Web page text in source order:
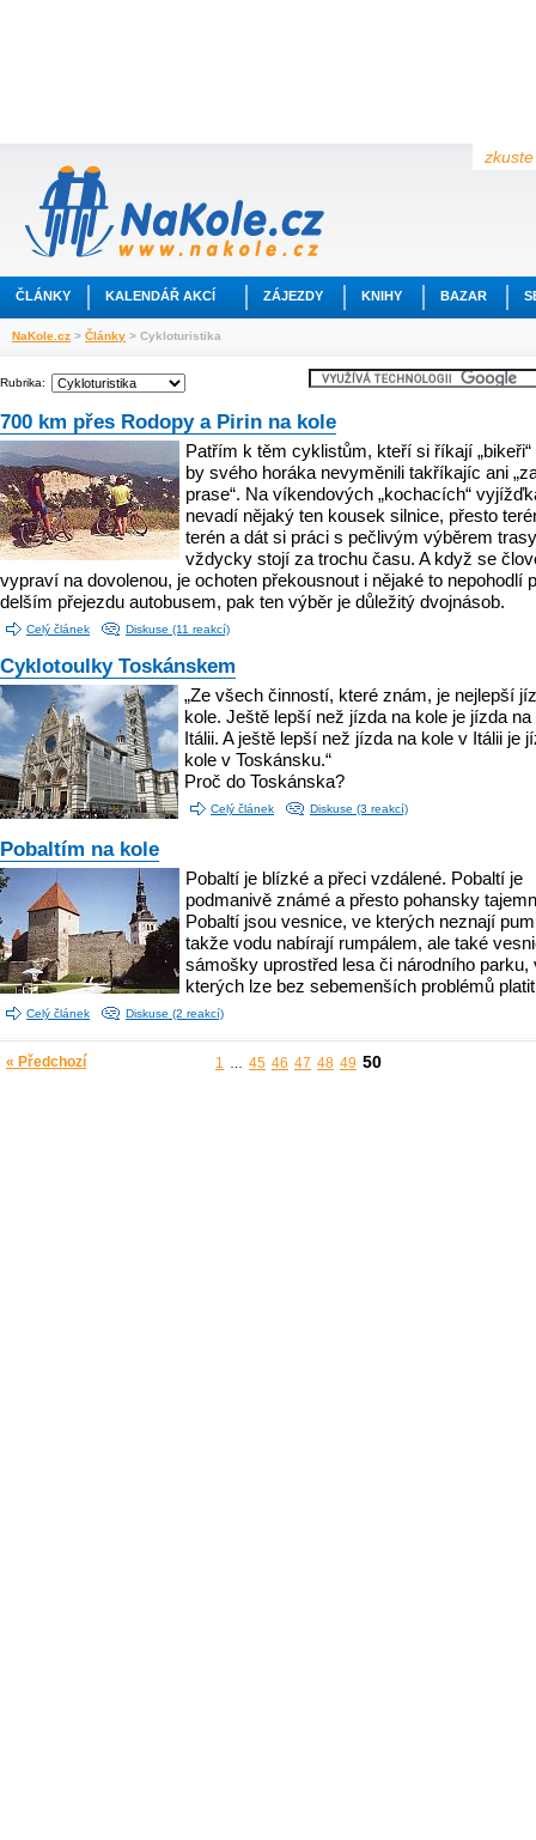
ČLÁNKY KALENDÁŘ AKCÍ ZÁJEZDY KNIHY BAZAR
NaKole.cz > Články > Cykloturistika
Rubrika:
700 km přes Rodopy a Pirin na kole
Patřím k těm cyklistům, kteří si říkají
by svého horáka nevyměnili takříkajíc ani
prase“. Na víkendových „kochacích“
nevadí nějaký ten kousek silnice, přesto
terén a dát si práci s pečlivým výběrem trasy
vždycky stojí za trochu času. A když se
vypraví na dovolenou, je ochoten překousnout i nějaké to nepohodlí
delším přejezdu autobusem, pak ten výběr je důležitý dvojnásob.
Celý článek Diskuse (11 reakcí)
Cyklotoulky Toskánskem
„Ze všech činností, které znám, je nejlepší
kole. Ještě lepší než jízda na kole je jízda na
Itálii. A ještě lepší než jízda na kole v Itálii je
kole v Toskánsku.“
Proč do Toskánska?
Celý článek Diskuse (3 reakcí)
Pobaltím na kole
Pobaltí je blízké a přeci vzdálené. Pobaltí je
podmanivě známé a přesto pohansky
Pobaltí jsou vesnice, ve kterých neznají
takže vodu nabírají rumpálem, ale také
sámošky uprostřed lesa či národního parku,
kterých lze bez sebemenších problémů
Celý článek Diskuse (2 reakcí)
« Předchozí 1 45 46 47 48 49 50